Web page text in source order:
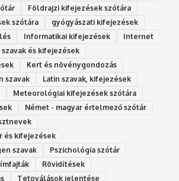
Földrajzi kifejezések szótára
szótára
gyógyászati kifejezések
Informatikai kifejezések
Internet
és kifejezések
Kert és növénygondozás
szavak
Latin szavak, kifejezések
Meteorológiai kifejezések szótára
Német - magyar értelmező szótár
és kifejezések
szavak
Ps‮gólohciz‬ia s‮átóz‬r
Rövidítések
Tetoválások jelentése